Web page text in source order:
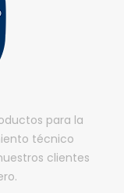
para la
técnico
clientes